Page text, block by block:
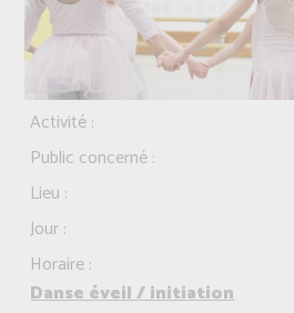
Activité :
Public concerné :
Lieu :
Jour :
Horaire :
Danse éveil / initiation